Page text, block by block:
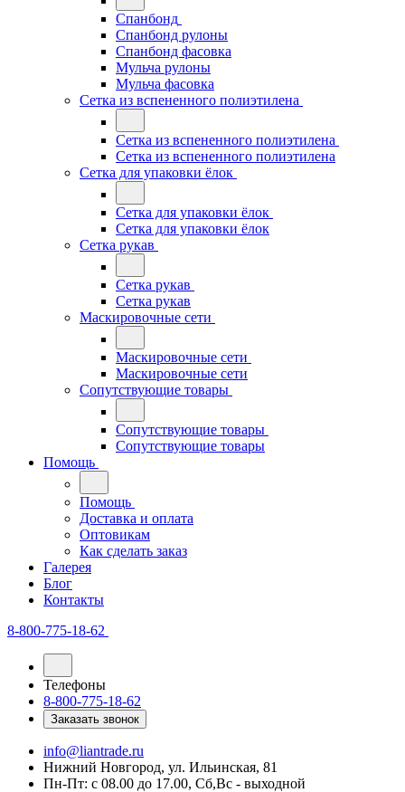
Спанбонд
Спанбонд рулоны
Спанбонд фасовка
Мульча рулоны
Мульча фасовка
Сетка из вспененного полиэтилена
Сетка из вспененного полиэтилена
Сетка из вспененного полиэтилена
Сетка для упаковки ёлок
Сетка для упаковки ёлок
Сетка для упаковки ёлок
Сетка рукав
Сетка рукав
Сетка рукав
Маскировочные сети
Маскировочные сети
Маскировочные сети
Сопутствующие товары
Сопутствующие товары
Сопутствующие товары
Помощь
Помощь
Доставка и оплата
Оптовикам
Как сделать заказ
Галерея
Блог
Контакты
8-800-775-18-62
Телефоны
8-800-775-18-62
Заказать звонок
info@liantrade.ru
Нижний Новгород, ул. Ильинская, 81
Пн-Пт: c 08.00 до 17.00, Cб,Вс - выходной